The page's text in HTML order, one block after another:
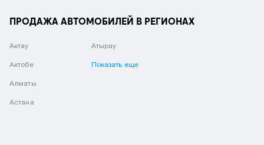
ПРОДАЖА АВТОМОБИЛЕЙ В РЕГИОНАХ
Актау
Актобе
Алматы
Астана
Атырау
Показать еще